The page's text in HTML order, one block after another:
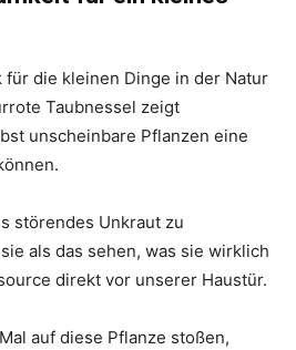
für die kleinen Dinge in der Natur
Taubnessel zeigt
unscheinbare Pflanzen eine
störendes Unkraut zu
als das sehen, was sie wirklich
direkt vor unserer Haustür.
auf diese Pflanze stoßen,